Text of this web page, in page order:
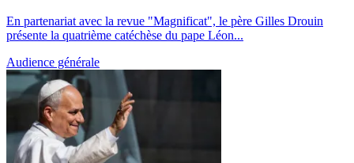
En partenariat avec la revue "Magnificat", le père Gilles Drouin
présente la quatrième catéchèse du pape Léon...
Audience générale